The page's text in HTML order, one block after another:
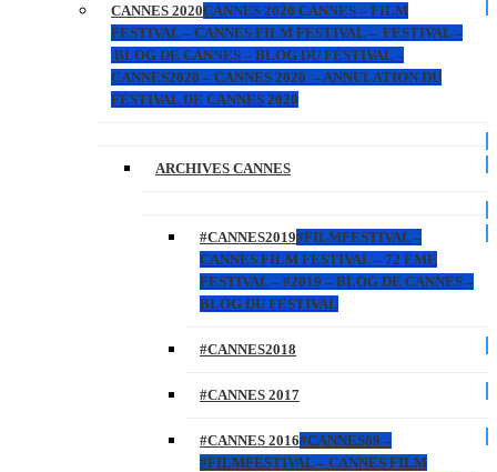
CANNES 2020CANNES 2020 CANNES – FILM
FESTIVAL – CANNES FILM FESTIVAL – FESTIVAL –
BLOG DE CANNES – BLOG DU FESTIVAL –
CANNES2020 – CANNES 2020 – ANNULATION DU
FESTIVAL DE CANNES 2020
ARCHIVES CANNES
#CANNES2019#FILMFESTIVAL –
CANNES FILM FESTIVAL – 72 EME
FESTIVAL – #2019 – BLOG DE CANNES –
BLOG DU FESTIVAL
#CANNES2018
#CANNES 2017
#CANNES 2016#CANNES69 –
#FILMFESTIVAL – CANNES FILM